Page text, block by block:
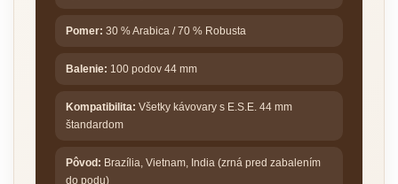
Pomer: 30 % Arabica / 70 % Robusta
Balenie: 100 podov 44 mm
Kompatibilita: Všetky kávovary s E.S.E. 44 mm
štandardom
Pôvod: Brazília, Vietnam, India (zrná pred zabalením
do podu)